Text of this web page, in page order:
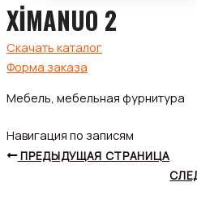
XİMANUO 2
Скачать каталог
Форма заказа
Мебель, мебельная фурнитура
Навигация по записям
ПРЕДЫДУЩАЯ СТРАНИЦА